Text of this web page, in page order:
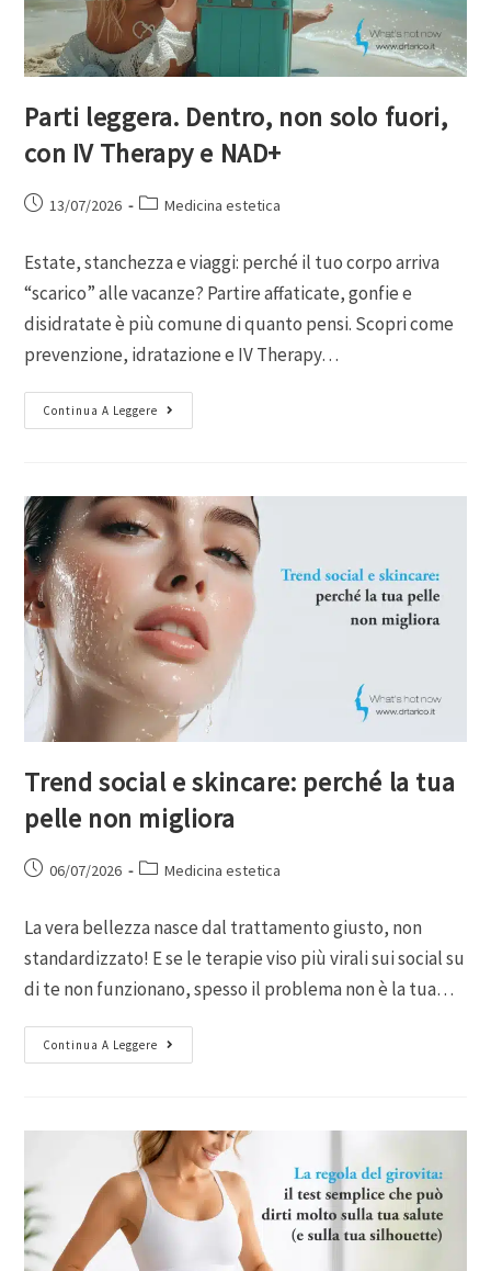
Parti leggera. Dentro, non solo fuori,
con IV Therapy e NAD+
13/07/2026 Medicina estetica
Estate, stanchezza e viaggi: perché il tuo corpo arriva
“scarico” alle vacanze? Partire affaticate, gonfie e
disidratate è più comune di quanto pensi. Scopri come
prevenzione, idratazione e IV Therapy…
Continua A Leggere
Trend social e skincare: perché la tua
pelle non migliora
06/07/2026 Medicina estetica
La vera bellezza nasce dal trattamento giusto, non
standardizzato! E se le terapie viso più virali sui social su
di te non funzionano, spesso il problema non è la tua…
Continua A Leggere